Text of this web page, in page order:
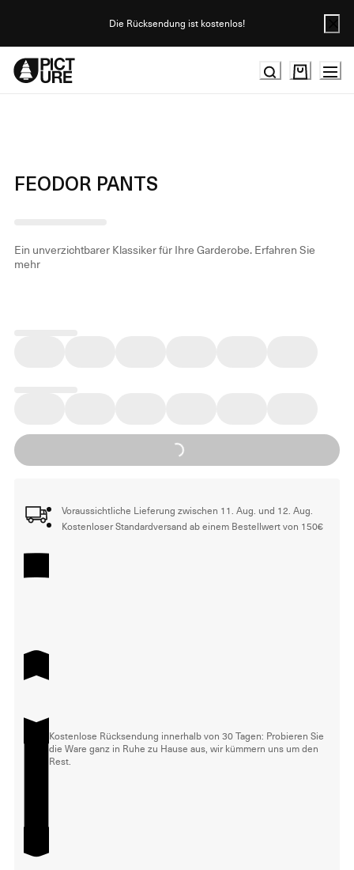
Die Rücksendung ist kostenlos!
FEODOR PANTS
Ein unverzichtbarer Klassiker für Ihre Garderobe.Erfahren Sie
mehr
Loading...
Voraussichtliche Lieferung zwischen 11. Aug. und 12. Aug.
Kostenloser Standardversand ab einem Bestellwert von 150€
Kostenlose Rücksendung innerhalb von 30 Tagen: Probieren Sie
die Ware ganz in Ruhe zu Hause aus, wir kümmern uns um den
Rest.